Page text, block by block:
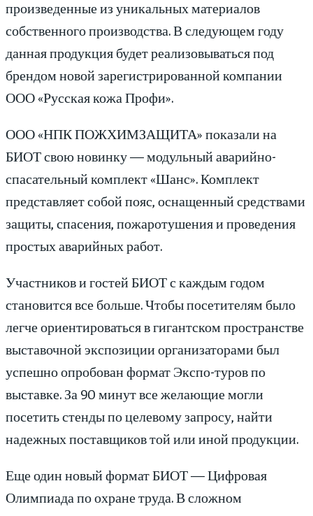
произведенные из уникальных материалов
собственного производства. В следующем году
данная продукция будет реализовываться под
брендом новой зарегистрированной компании
ООО «Русская кожа Профи».
ООО «НПК ПОЖХИМЗАЩИТА» показали на
БИОТ свою новинку — модульный аварийно-
спасательный комплект «Шанс». Комплект
представляет собой пояс, оснащенный средствами
защиты, спасения, пожаротушения и проведения
простых аварийных работ.
Участников и гостей БИОТ с каждым годом
становится все больше. Чтобы посетителям было
легче ориентироваться в гигантском пространстве
выставочной экспозиции организаторами был
успешно опробован формат Экспо-туров по
выставке. За 90 минут все желающие могли
посетить стенды по целевому запросу, найти
надежных поставщиков той или иной продукции.
Еще один новый формат БИОТ — Цифровая
Олимпиада по охране труда. В сложном